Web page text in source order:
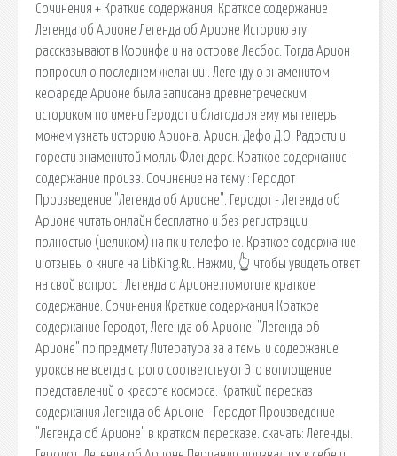
Сочинения + Краткие содержания. Краткое содержание
Легенда об Арионе Легенда об Арионе Историю эту
рассказывают в Коринфе и на ос­трове Лесбос. Тогда Арион
попросил о последнем желании:. Легенду о знаменитом
кефареде Арионе была записана древнегреческим
историком по имени Геродот и благодаря ему мы теперь
можем узнать историю Ариона. Арион. Дефо Д.О. Радости и
горести знаменитой молль Флендерс. Краткое содержание -
содержание произв. Сочинение на тему : Геродот
Произведение "Легенда об Арионе". Геродот - Легенда об
Арионе читать онлайн бесплатно и без регистрации
полностью (целиком) на пк и телефоне. Краткое содержание
и отзывы о книге на LibKing.Ru. Нажми, 👆 чтобы увидеть ответ
на свой вопрос ️: Легенда о Арионе.помогите краткое
содержание. Сочинения Краткие содержания Краткое
содержание Геродот, Легенда об Арионе. "Легенда об
Арионе" по предмету Литература за а темы и содержание
уроков не всегда строго соответствуют Это воплощение
представлений о красоте космоса. Краткий пересказ
содержания Легенда об Арионе - Геродот Произведение
"Легенда об Арионе" в кратком пересказе. cкачать: Легенды.